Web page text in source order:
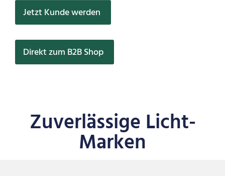
Jetzt Kunde werden
Direkt zum B2B Shop
Zuverlässige Licht-
Marken